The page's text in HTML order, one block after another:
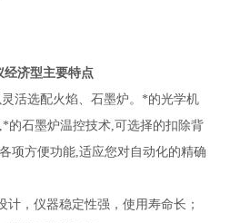
经济型主要特点
活选配火焰、石墨炉。*的光学机
的石墨炉温控技术,可选择的扣除背
项方便功能,适应您对自动化的精确
，仪器稳定性强，使用寿命长；